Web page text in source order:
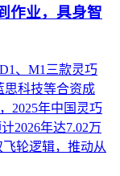
作业，具身智
、M1三款灵巧
思科技等合资成
2025年中国灵巧
2026年达7.02万
轮逻辑，推动从